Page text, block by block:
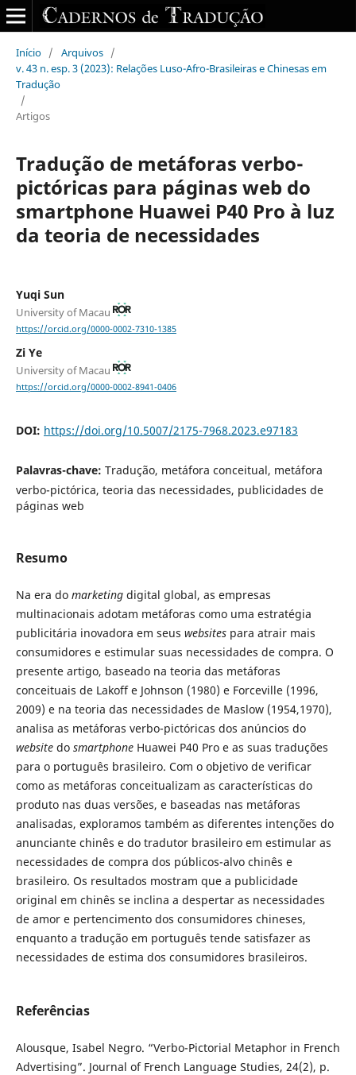
Início / Arquivos /
v. 43 n. esp. 3 (2023): Relações Luso-Afro-Brasileiras e Chinesas em
Tradução
/
Artigos
Tradução de metáforas verbo-
pictóricas para páginas web do
smartphone Huawei P40 Pro à luz
da teoria de necessidades
Yuqi Sun
University of Macau
https://orcid.org/0000-0002-7310-1385
Zi Ye
University of Macau
https://orcid.org/0000-0002-8941-0406
DOI: https://doi.org/10.5007/2175-7968.2023.e97183
Palavras-chave: Tradução, metáfora conceitual, metáfora
verbo-pictórica, teoria das necessidades, publicidades de
páginas web
Resumo
Na era do marketingdigital global, as empresas
multinacionais adotam metáforas como uma estratégia
publicitária inovadora em seus websitespara atrair mais
consumidores e estimular suas necessidades de compra. O
presente artigo, baseado na teoria das metáforas
conceituais de Lakoff e Johnson (1980) e Forceville (1996,
2009) e na teoria das necessidades de Maslow (1954,1970),
analisa as metáforas verbo-pictóricas dos anúncios do
websitedo smartphoneHuawei P40 Pro e as suas traduções
para o português brasileiro. Com o objetivo de verificar
como as metáforas conceitualizam as características do
produto nas duas versões, e baseadas nas metáforas
analisadas, exploramos também as diferentes intenções do
anunciante chinês e do tradutor brasileiro em estimular as
necessidades de compra dos públicos-alvo chinês e
brasileiro. Os resultados mostram que a publicidade
original em chinês se inclina a despertar as necessidades
de amor e pertencimento dos consumidores chineses,
enquanto a tradução em português tende satisfazer as
necessidades de estima dos consumidores brasileiros.
Referências
Alousque, Isabel Negro. “Verbo-Pictorial Metaphor in French
Advertising”. Journal of French Language Studies, 24(2), p.